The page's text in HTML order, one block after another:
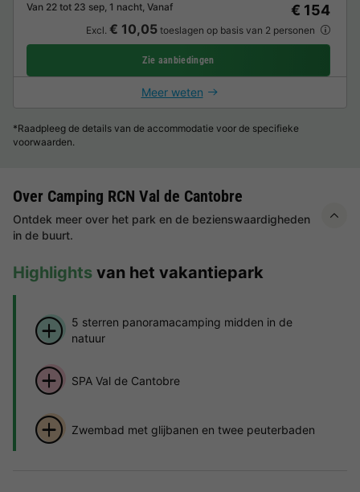
Van 22 tot 23 sep, 1 nacht, Vanaf
€ 154
Excl. € 10,05toeslagen op basis van 2 personen
Zie aanbiedingen
Meer weten
*Raadpleeg de details van de accommodatie voor de specifieke
voorwaarden.
Over Camping RCN Val de Cantobre
Ontdek meer over het park en de bezienswaardigheden
in de buurt.
Highlights van het vakantiepark
5 sterren panoramacamping midden in de
natuur
SPA Val de Cantobre
Zwembad met glijbanen en twee peuterbaden